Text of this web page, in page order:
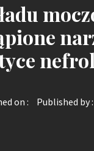
on : Published by :